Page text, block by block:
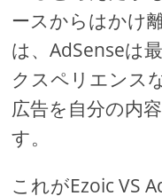
ースからはかけ
は、AdSenseは
クスペリエンス
広告を自分の内
す。
これがEzoic VS